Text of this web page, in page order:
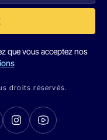
que vous acceptez nos
droits réservés.